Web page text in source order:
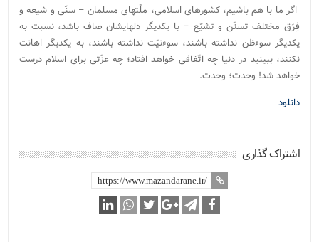
اگر ما با هم باشیم، کشورهای اسلامی، ملّتهای مسلمان – سنّی و شیعه و
فِرَق مختلف تسنّن و تشیّع – با یکدیگر دلهایشان صاف باشد، نسبت به
یکدیگر سوءظن نداشته باشند، سوءنیّت نداشته باشند، به یکدیگر اهانت
نکنند، ببینید در دنیا چه اتّفاقی خواهد افتاد؛ چه عزّتی برای اسلام درست
خواهد شد! وحدت؛ وحدت.
دانلود
اشتراک گذاری